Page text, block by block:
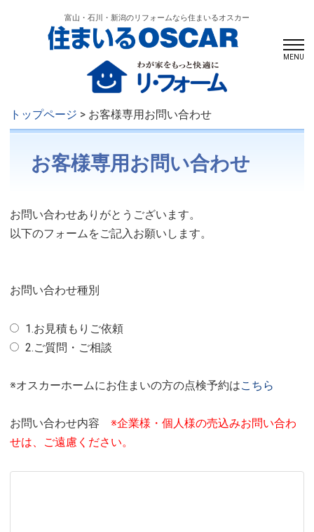
富山・石川・新潟のリフォームなら住まいるオスカー
MENU
トップページ > お客様専用お問い合わせ
お客様専用お問い合わせ
お問い合わせありがとうございます。
以下のフォームをご記入お願いします。
お問い合わせ種別
1.お見積もりご依頼
2.ご質問・ご相談
※オスカーホームにお住まいの方の点検予約はこちら
お問い合わせ内容 ※企業様・個人様の売込みお問い合わ
せは、ご遠慮ください。